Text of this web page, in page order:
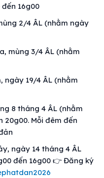
đến 16g00
2/4 ÂL (nhằm ngày
3/4 ÂL (nhằm
19/4 ÂL (nhằm
8 tháng 4 ÂL (nhằm
20g00. Mỗi đêm đến
ngày 14 tháng 4 ÂL
đến 16g00 👉 Đăng ký